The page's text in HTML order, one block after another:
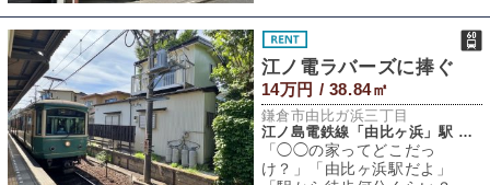
あり便利な場所であり
江ノ電ラバーズに捧ぐ
14万円 / 38.84㎡
鎌倉市由比ガ浜三丁目
江ノ島電鉄線「由比ヶ浜」駅 徒歩1分
「◯◯の家ってどこだっ
け？」「由比ヶ浜駅だよ」